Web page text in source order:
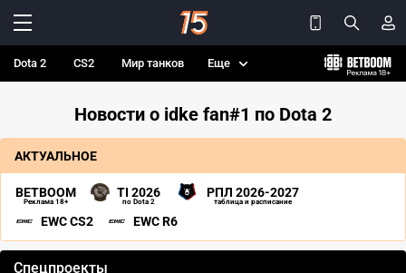
Dota 2 CS2 Мир танков Еще
Новости о idke fan#1 по Dota 2
АКТУАЛЬНОЕ
BETBOOM
Реклама 18+
TI 2026
по Dota 2
РПЛ 2026-2027
таблица и расписание
EWC CS2 EWC R6
Спецпроекты